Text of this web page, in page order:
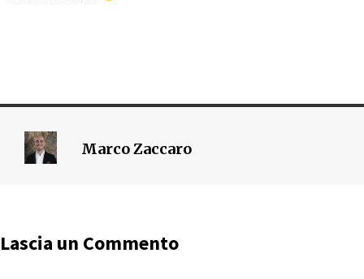
Marco Zaccaro
Lascia un Commento